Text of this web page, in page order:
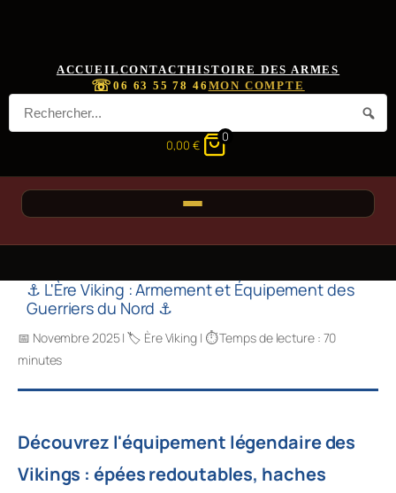
ACCUEIL CONTACTHISTOIRE DES ARMES
☏06 63 55 78 46 MON COMPTE
0,00 €
0
⚓ L'Ère Viking : Armement et Équipement des
Guerriers du Nord ⚓
📅 Novembre 2025 | 🏷️ Ère Viking | ⏱️ Temps de lecture : 70
minutes
Découvrez l'équipement légendaire des
Vikings : épées redoutables, haches